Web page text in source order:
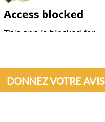
DONNEZ VOTRE AVIS